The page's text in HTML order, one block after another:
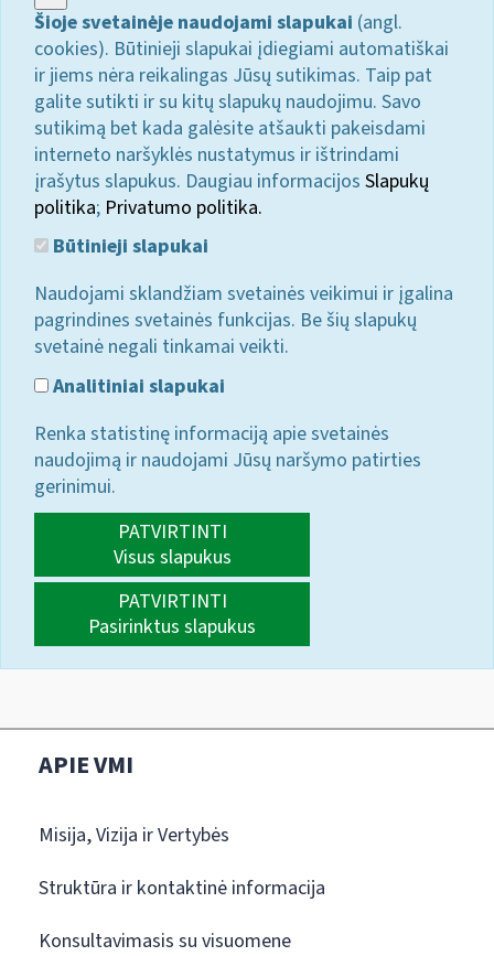
Šioje svetainėje naudojami slapukai (angl.
cookies). Būtinieji slapukai įdiegiami automatiškai
ir jiems nėra reikalingas Jūsų sutikimas. Taip pat
galite sutikti ir su kitų slapukų naudojimu. Savo
sutikimą bet kada galėsite atšaukti pakeisdami
interneto naršyklės nustatymus ir ištrindami
įrašytus slapukus. Daugiau informacijos Slapukų
politika; Privatumo politika.
Būtinieji slapukai
Naudojami sklandžiam svetainės veikimui ir įgalina
pagrindines svetainės funkcijas. Be šių slapukų
svetainė negali tinkamai veikti.
Analitiniai slapukai
Renka statistinę informaciją apie svetainės
naudojimą ir naudojami Jūsų naršymo patirties
gerinimui.
PATVIRTINTI
Visus slapukus
PATVIRTINTI
Pasirinktus slapukus
APIE VMI
Misija, Vizija ir Vertybės
Struktūra ir kontaktinė informacija
Konsultavimasis su visuomene